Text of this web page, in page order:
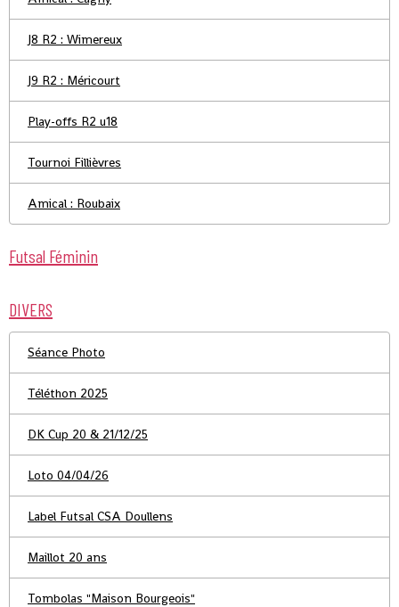
J8 R2 : Wimereux
J9 R2 : Méricourt
Play-offs R2 u18
Tournoi Fillièvres
Amical : Roubaix
Futsal Féminin
DIVERS
Séance Photo
Téléthon 2025
DK Cup 20 & 21/12/25
Loto 04/04/26
Label Futsal CSA Doullens
Maillot 20 ans
Tombolas "Maison Bourgeois"